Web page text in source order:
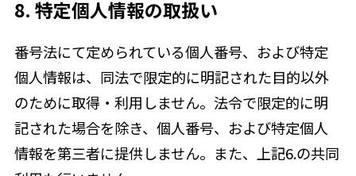
8. 特定個人情報の取扱い
番号法にて定められている個人番号、および特定
個人情報は、同法で限定的に明記された目的以外
のために取得・利用しません。法令で限定的に明
記された場合を除き、個人番号、および特定個人
情報を第三者に提供しません。また、上記6.の共同